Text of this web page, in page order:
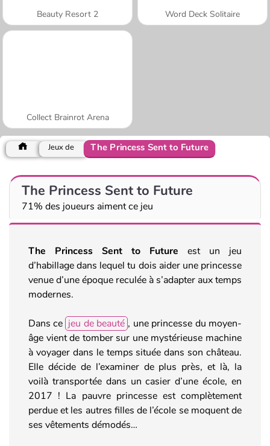
Beauty Resort 2 Word Deck Solitaire
Collect Brainrot Arena
Jeux de The Princess Sent to Future
The Princess Sent to Future
71% des joueurs aiment ce jeu
The Princess Sent to Future est un jeu
d’habillage dans lequel tu dois aider une princesse
venue d’une époque reculée à s’adapter aux temps
modernes.
Dans ce jeu de beauté , une princesse du moyen-
âge vient de tomber sur une mystérieuse machine
à voyager dans le temps située dans son château.
Elle décide de l’examiner de plus près, et là, la
voilà transportée dans un casier d’une école, en
2017 ! La pauvre princesse est complètement
perdue et les autres filles de l’école se moquent de
ses vêtements démodés…